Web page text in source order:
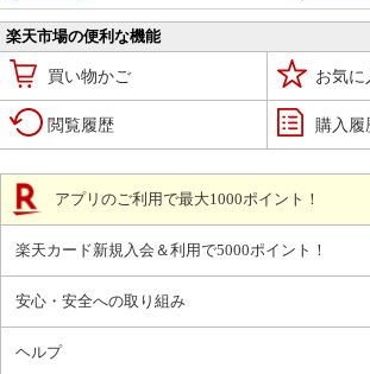
楽天市場の便利な機能
買い物かご お気に
閲覧履歴 購入履
アプリのご利用で最大1000ポイント！
楽天カード新規入会＆利用で5000ポイント！
安心・安全への取り組み
ヘルプ